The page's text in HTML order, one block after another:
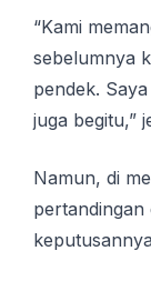
“Kami
sebelumnya
pendek.
juga begitu,”
Namun, di
pertandingan